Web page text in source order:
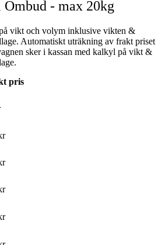
- max 20kg
vikt och volym inklusive vikten &
Automatiskt uträkning av frakt priset
sker i kassan med kalkyl på vikt &
pris